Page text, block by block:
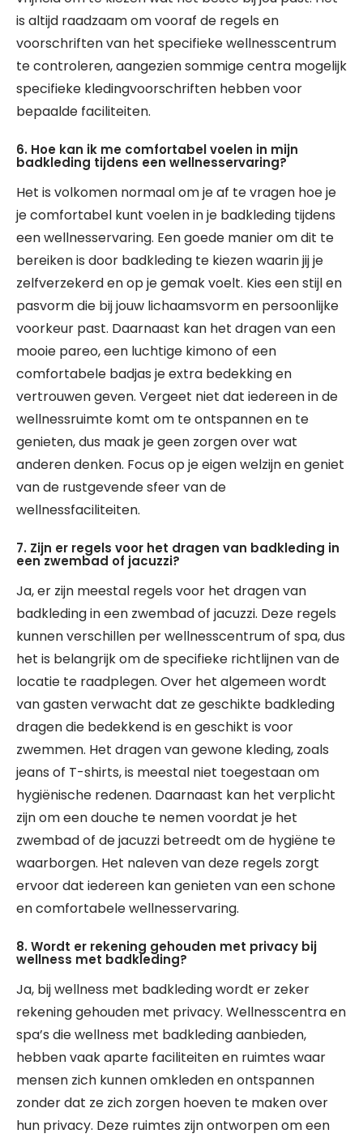
is altijd raadzaam om vooraf de regels en
voorschriften van het specifieke wellnesscentrum
te controleren, aangezien sommige centra mogelijk
specifieke kledingvoorschriften hebben voor
bepaalde faciliteiten.
6. Hoe kan ik me comfortabel voelen in mijn
badkleding tijdens een wellnesservaring?
Het is volkomen normaal om je af te vragen hoe je
je comfortabel kunt voelen in je badkleding tijdens
een wellnesservaring. Een goede manier om dit te
bereiken is door badkleding te kiezen waarin jij je
zelfverzekerd en op je gemak voelt. Kies een stijl en
pasvorm die bij jouw lichaamsvorm en persoonlijke
voorkeur past. Daarnaast kan het dragen van een
mooie pareo, een luchtige kimono of een
comfortabele badjas je extra bedekking en
vertrouwen geven. Vergeet niet dat iedereen in de
wellnessruimte komt om te ontspannen en te
genieten, dus maak je geen zorgen over wat
anderen denken. Focus op je eigen welzijn en geniet
van de rustgevende sfeer van de
wellnessfaciliteiten.
7. Zijn er regels voor het dragen van badkleding in
een zwembad of jacuzzi?
Ja, er zijn meestal regels voor het dragen van
badkleding in een zwembad of jacuzzi. Deze regels
kunnen verschillen per wellnesscentrum of spa, dus
het is belangrijk om de specifieke richtlijnen van de
locatie te raadplegen. Over het algemeen wordt
van gasten verwacht dat ze geschikte badkleding
dragen die bedekkend is en geschikt is voor
zwemmen. Het dragen van gewone kleding, zoals
jeans of T-shirts, is meestal niet toegestaan om
hygiënische redenen. Daarnaast kan het verplicht
zijn om een douche te nemen voordat je het
zwembad of de jacuzzi betreedt om de hygiëne te
waarborgen. Het naleven van deze regels zorgt
ervoor dat iedereen kan genieten van een schone
en comfortabele wellnesservaring.
8. Wordt er rekening gehouden met privacy bij
wellness met badkleding?
Ja, bij wellness met badkleding wordt er zeker
rekening gehouden met privacy. Wellnesscentra en
spa’s die wellness met badkleding aanbieden,
hebben vaak aparte faciliteiten en ruimtes waar
mensen zich kunnen omkleden en ontspannen
zonder dat ze zich zorgen hoeven te maken over
hun privacy. Deze ruimtes zijn ontworpen om een